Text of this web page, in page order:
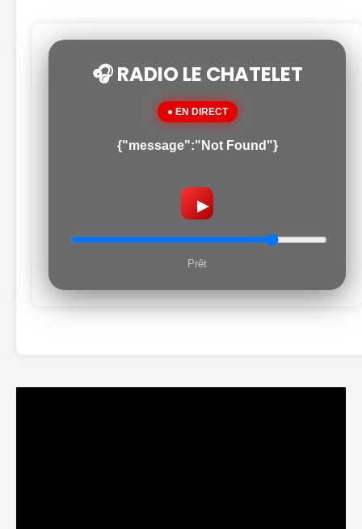
🎧 RADIO LE CHATELET
● EN DIRECT
{"message":"Not Found"}
▶
Prêt